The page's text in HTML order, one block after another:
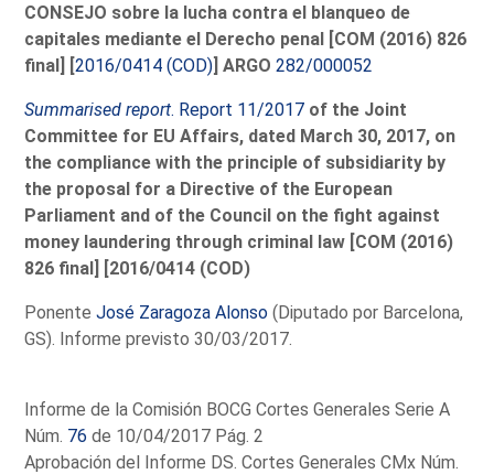
CONSEJO sobre la lucha contra el blanqueo de
capitales mediante el Derecho penal [COM (2016) 826
final] [2016/0414 (COD)] ARGO282/000052
Summarised report. Report 11/2017 of the Joint
Committee for EU Affairs, dated March 30, 2017, on
the compliance with the principle of subsidiarity by
the proposal for a Directive of the European
Parliament and of the Council on the fight against
money laundering through criminal law [COM (2016)
826 final] [2016/0414 (COD)
PonenteJosé Zaragoza Alonso (Diputado por Barcelona,
GS). Informe previsto 30/03/2017.
Informe de la Comisión BOCG Cortes Generales Serie A
Núm. 76 de 10/04/2017 Pág. 2
Aprobación del Informe DS. Cortes Generales CMx Núm.